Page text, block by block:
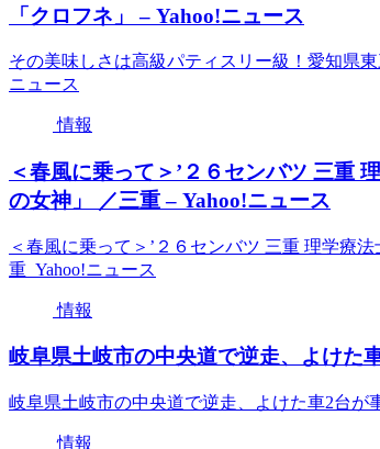
「クロフネ」 – Yahoo!ニュース
その美味しさは高級パティスリー級！愛知県
ニュース
情報
＜春風に乗って＞’２６センバツ 三重
の女神」 ／三重 – Yahoo!ニュース
＜春風に乗って＞’２６センバツ 三重 理学療
重 Yahoo!ニュース
情報
岐阜県土岐市の中央道で逆走、よけた
岐阜県土岐市の中央道で逆走、よけた車2台
情報